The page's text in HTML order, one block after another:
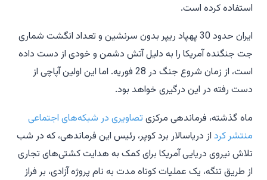
استفاده کرده است.
ایران حدود 30 پهپاد ریپر بدون سرنشین و تعداد انگشت شماری
جت جنگنده آمریکا را به دلیل آتش دشمن و خودی از دست داده
است، از زمان شروع جنگ در 28 فوریه. اما این اولین آپاچی از
دست رفته در این درگیری خواهد بود.
ماه گذشته، فرماندهی مرکزی تصاویری در شبکه‌های اجتماعی
منتشر کرد از دریاسالار برد کوپر، رئیس این فرماندهی، که در شب
تلاش نیروی دریایی آمریکا برای کمک به هدایت کشتی‌های تجاری
از طریق تنگه، یک عملیات کوتاه مدت به نام پروژه آزادی، بر فراز